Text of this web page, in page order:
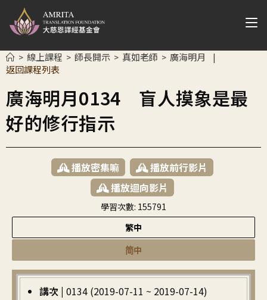
> 線上課程 > 師長開示 > 真如老師 > 廣海明月 |
返回課程列表
廣海明月0134 盲人摸象是最
好的修行指示
播放密集嘛
播放前行影片
播放迴向影片
學習次數: 155791
繁中
简中
講次 | 0134 (2019-07-11 ~ 2019-07-14)